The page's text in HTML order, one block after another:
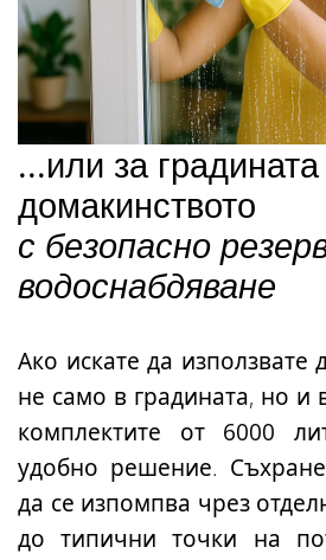
...или за
домакинството
с безопасно
водоснабдяване
Ако искате да използвате
не само в градината, но и
комплектите от 6000
удобно решение.
да се изпомпва чрез
до типични точки на